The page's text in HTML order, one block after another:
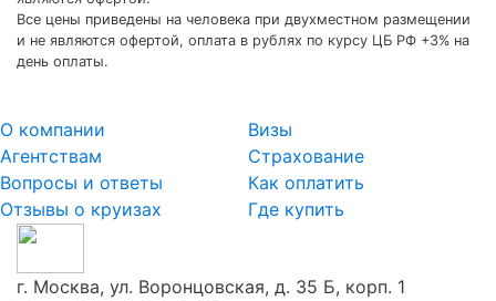
Все цены приведены на человека при двухместном размещении
и не являются офертой, оплата в рублях по курсу ЦБ РФ +3% на
день оплаты.
О компании
Агентствам
Вопросы и ответы
Отзывы о круизах
Визы
Страхование
Как оплатить
Где купить
г. Москва, ул. Воронцовская, д. 35 Б, корп. 1